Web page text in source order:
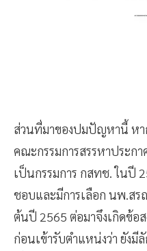
ส่วนที่มาของปมปัญหานี้ หา
คณะกรรมการสรรหาประก
เป็นกรรมการ กสทช. ในปี
ชอบและมีการเลือก นพ.ส
ต้นปี 2565 ต่อมาจึงเกิดข้อ
ก่อนเข้ารับตำแหน่งว่า ยัง